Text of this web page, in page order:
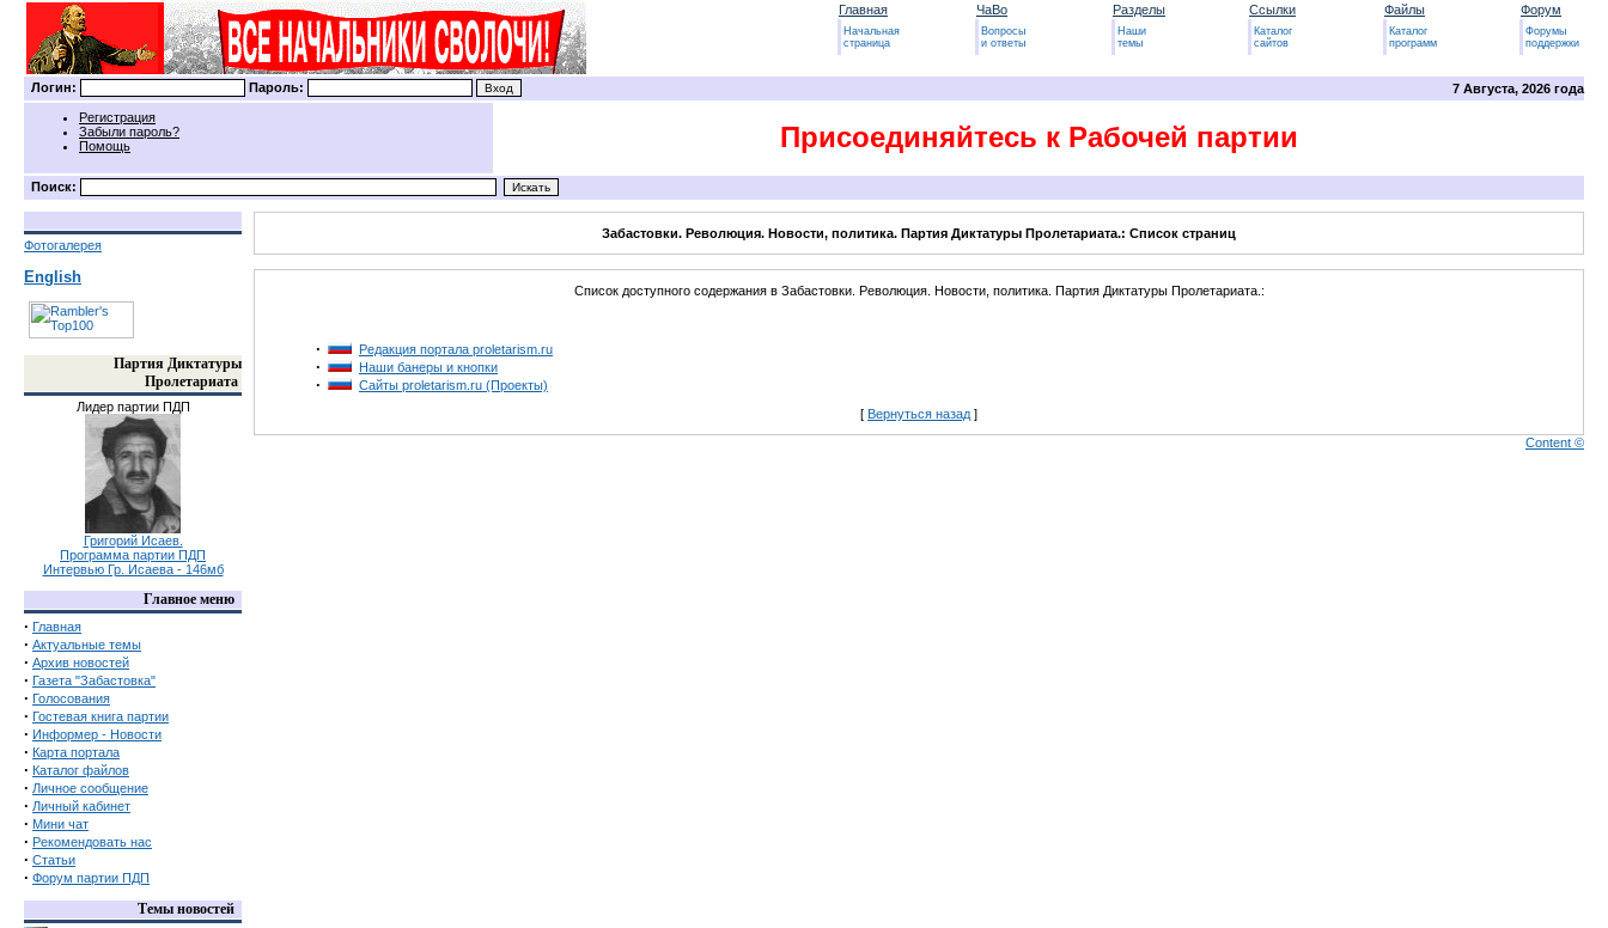
Главная
Начальная
страница
ЧаВо
Вопросы
и ответы
Разделы
Наши
темы
Ссылки
Каталог
сайтов
Файлы
Каталог
программ
Форум
Форумы
поддержки
Логин: Пароль:
7 Августа, 2026 года
Регистрация
Забыли пароль?
Помощь
Присоединяйтесь к Рабочей партии
Поиск:
Фотогалерея
English
Партия Диктатуры
Пролетариата
Лидер партии ПДП
Григорий Исаев.
Программа партии ПДП
Интервью Гр. Исаева - 146мб
Главное меню
· Главная
· Актуальные темы
· Архив новостей
· Газета "Забастовка"
· Голосования
· Гостевая книга партии
· Информер - Новости
· Карта портала
· Каталог файлов
· Личное сообщение
· Личный кабинет
· Мини чат
· Рекомендовать нас
· Статьи
· Форум партии ПДП
Темы новостей
Забастовки. Революция. Новости, политика. Партия Диктатуры Пролетариата.: Список страниц
Список доступного содержания в Забастовки. Революция. Новости, политика. Партия Диктатуры Пролетариата.:
· Редакция портала proletarism.ru
· Наши банеры и кнопки
·
Сайты proletarism.ru (Проекты)
[ Вернуться назад ]
Content ©